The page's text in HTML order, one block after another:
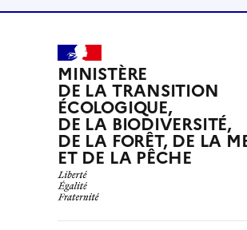
MINISTÈRE
DE LA TRANSITION
ÉCOLOGIQUE,
DE LA BIODIVERSITÉ,
DE LA FORÊT, DE LA
ET DE LA PÊCHE